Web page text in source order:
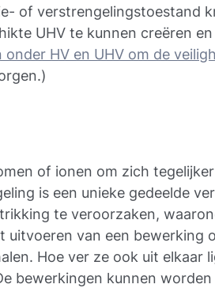
of verstrengelingstoestand
UHV te kunnen creëren
HV en UHV om de
of ionen om zich
is een unieke gedeelde
te veroorzaken,
uitvoeren van een bewerking
Hoe ver ze ook uit elkaar
bewerkingen kunnen